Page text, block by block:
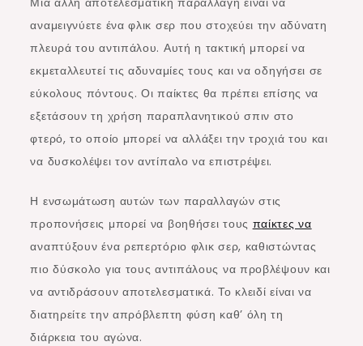
αναμειγνύετε ένα φλικ σερ που στοχεύει την αδύνατη
πλευρά του αντιπάλου. Αυτή η τακτική μπορεί να
εκμεταλλευτεί τις αδυναμίες τους και να οδηγήσει σε
εύκολους πόντους. Οι παίκτες θα πρέπει επίσης να
εξετάσουν τη χρήση παραπλανητικού σπιν στο
φτερό, το οποίο μπορεί να αλλάξει την τροχιά του και
να δυσκολέψει τον αντίπαλο να επιστρέψει.
Η ενσωμάτωση αυτών των παραλλαγών στις
προπονήσεις μπορεί να βοηθήσει τους παίκτες να
αναπτύξουν ένα ρεπερτόριο φλικ σερ, καθιστώντας
πιο δύσκολο για τους αντιπάλους να προβλέψουν και
να αντιδράσουν αποτελεσματικά. Το κλειδί είναι να
διατηρείτε την απρόβλεπτη φύση καθ’ όλη τη
διάρκεια του αγώνα.